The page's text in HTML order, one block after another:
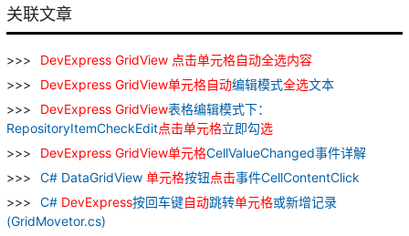
关联文章
DevExpress GridView 点击单元格自动全选内容
DevExpress GridView单元格自动编辑模式全选文本
DevExpress GridView表格编辑模式下：
RepositoryItemCheckEdit点击单元格立即勾选
DevExpress GridView单元格CellValueChanged事件详解
C# DataGridView 单元格按钮点击事件CellContentClick
C# DevExpress按回车键自动跳转单元格或新增记录
(GridMovetor.cs)